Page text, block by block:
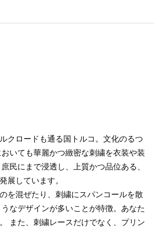
クロードも通る国トルコ。文化のるつ
いても華麗かつ緻密な刺繍を衣装や装
民にまで浸透し、上質かつ品位ある、
展しています。
を混ぜたり、刺繍にスパンコールを散
なデザインが多いことが特徴。あなた
また、刺繍レースだけでなく、プリン